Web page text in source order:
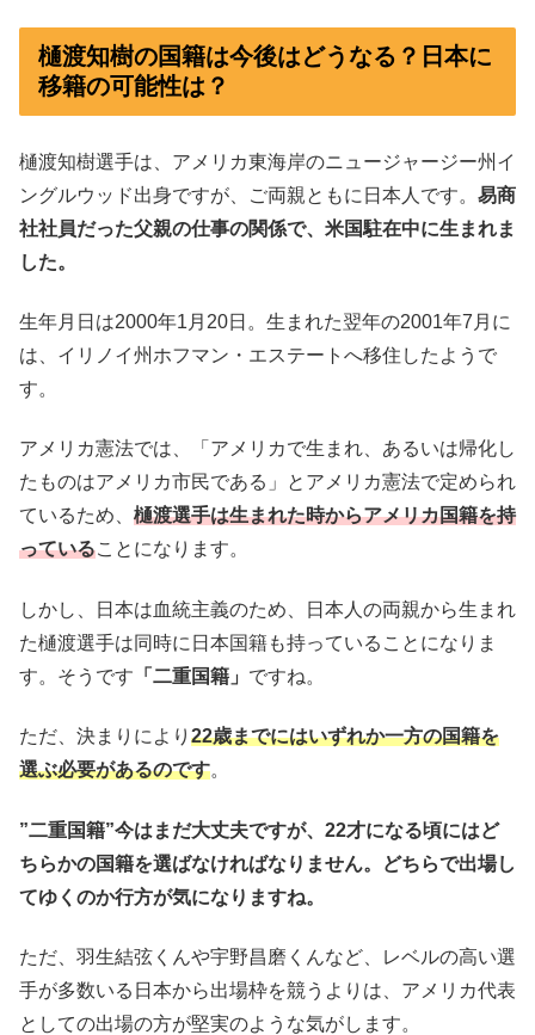
樋渡知樹の国籍は今後はどうなる？日本に
移籍の可能性は？
樋渡知樹選手は、アメリカ東海岸のニュージャージー州イ
ングルウッド出身ですが、ご両親ともに日本人です。 易商
社社員だった父親の仕事の関係で、米国駐在中に生まれま
した。
生年月日は2000年1月20日。生まれた翌年の2001年7月に
は、イリノイ州ホフマン・エステートへ移住したようで
す。
アメリカ憲法では、「アメリカで生まれ、あるいは帰化し
たものはアメリカ市民である」とアメリカ憲法で定められ
ているため、 樋渡選手は生まれた時からアメリカ国籍を持
っていることになります。
しかし、日本は血統主義のため、日本人の両親から生まれ
た樋渡選手は同時に日本国籍も持っていることになりま
す。そうです 「二重国籍」 ですね。
ただ、決まりにより 22歳までにはいずれか一方の国籍を
選ぶ必要があるのです。
”二重国籍”今はまだ大丈夫ですが、22才になる頃にはど
ちらかの国籍を選ばなければなりません。どちらで出場し
てゆくのか行方が気になりますね。
ただ、羽生結弦くんや宇野昌磨くんなど、レベルの高い選
手が多数いる日本から出場枠を競うよりは、アメリカ代表
としての出場の方が堅実のような気がします。